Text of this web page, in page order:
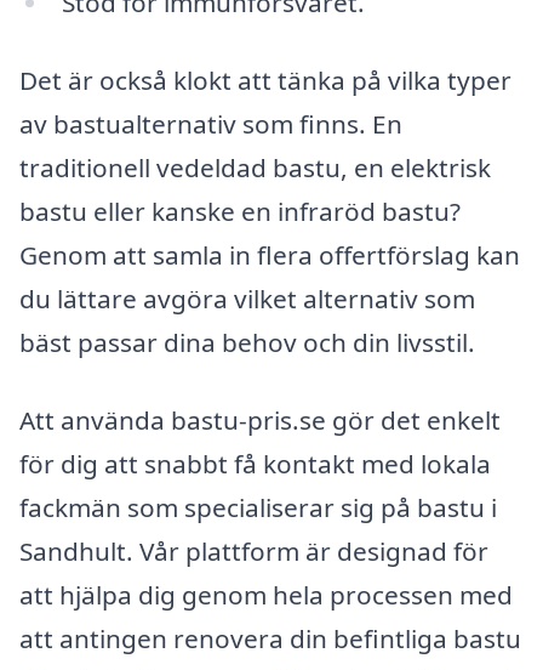
Det är också klokt att tänka på vilka typer
av bastualternativ som finns. En
traditionell vedeldad bastu, en elektrisk
bastu eller kanske en infraröd bastu?
Genom att samla in flera offertförslag kan
du lättare avgöra vilket alternativ som
bäst passar dina behov och din livsstil.
Att använda bastu-pris.se gör det enkelt
för dig att snabbt få kontakt med lokala
fackmän som specialiserar sig på bastu i
Sandhult. Vår plattform är designad för
att hjälpa dig genom hela processen med
att antingen renovera din befintliga bastu